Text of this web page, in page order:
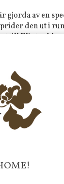
gjorda av en
den ut i
till Klintas
färre pinnar.
utan något som
på
inte denna
startsida »
kr, handlar du över
kr - 400 kr i frakt